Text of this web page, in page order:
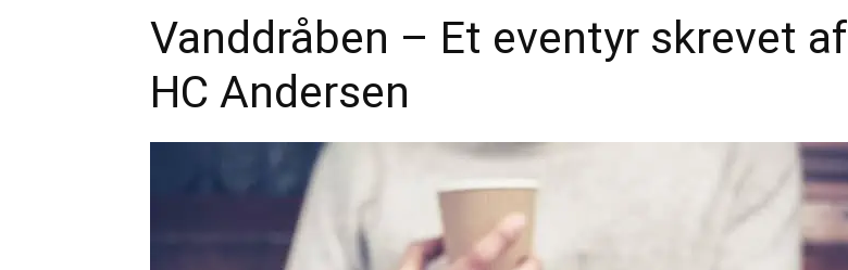
Vanddråben – Et eventyr skrevet af
HC Andersen